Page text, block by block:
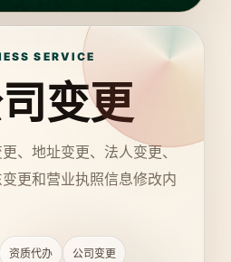
SERVICE
变更
、地址变更、法人变更、
更和营业执照信息修改内
资质代办 公司变更